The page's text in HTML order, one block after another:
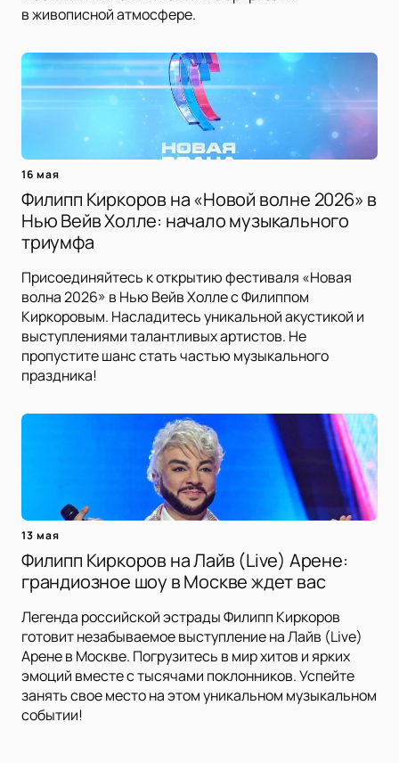
в живописной атмосфере.
16 мая
Филипп Киркоров на «Новой волне 2026» в
Нью Вейв Холле: начало музыкального
триумфа
Присоединяйтесь к открытию фестиваля «Новая
волна 2026» в Нью Вейв Холле с Филиппом
Киркоровым. Насладитесь уникальной акустикой и
выступлениями талантливых артистов. Не
пропустите шанс стать частью музыкального
праздника!
13 мая
Филипп Киркоров на Лайв (Live) Арене:
грандиозное шоу в Москве ждет вас
Легенда российской эстрады Филипп Киркоров
готовит незабываемое выступление на Лайв (Live)
Арене в Москве. Погрузитесь в мир хитов и ярких
эмоций вместе с тысячами поклонников. Успейте
занять свое место на этом уникальном музыкальном
событии!